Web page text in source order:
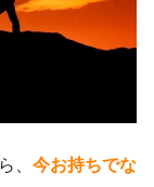
、 今お持ちでな